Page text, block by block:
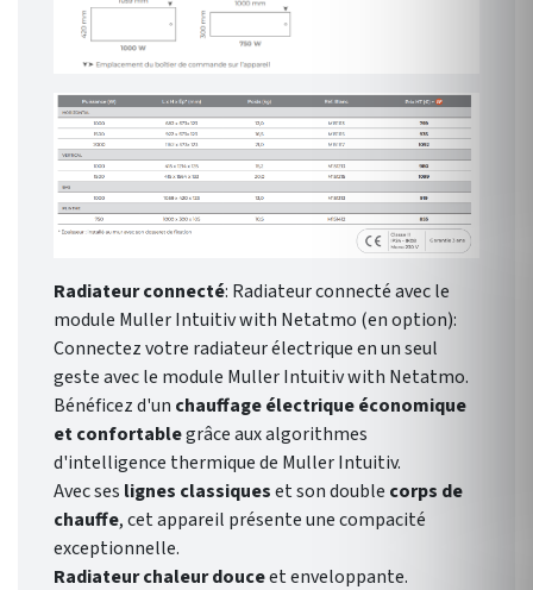
Radiateur connecté: Radiateur connecté avec le
module Muller Intuitiv with Netatmo (en option):
Connectez votre radiateur électrique en un seul
geste avec le module Muller Intuitiv with Netatmo.
Bénéficez d'un chauffage électrique économique
et confortablegrâce aux algorithmes
d'intelligence thermique de Muller Intuitiv.
Avec ses lignes classiqueset son double corps de
chauffe, cet appareil présente une compacité
exceptionnelle.
Radiateur chaleur douceet enveloppante.